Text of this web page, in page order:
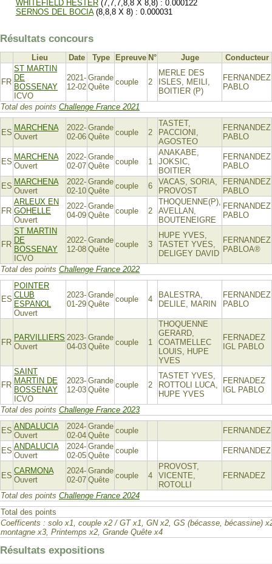
WHITEFIELD HESTER(7,7,7,8,8 X 8,8) : 0.000122
SERNOS DEL BOCIA(8,8,8 X 8) : 0.000031
Résultats concours
Lieu Date Type Epreuve N° Juge Conducteur
FR
ST MARTIN
DE
BOSSENAY
ICVO
2021-
12-02
Grande
Quête
couple 2
MERLE DES
ISLES, MEILI,
BOITIER (P)
FERNANDEZ
PABLO
Total des points Challenge France 2021
ES
MARCHENA
Ouvert
2022-
02-06
Grande
Quête
couple 2
TASTET,
PACCIONI,
AGOSTEO
FERNANDEZ
PABLO
ES
MARCHENA
Ouvert
2022-
02-07
Grande
Quête
couple 1
ANAKABE,
JOKSIC,
BOITIER
FERNANDEZ
PABLO
ES MARCHENA
Ouvert
2022-
02-10
Grande
Quête
couple 6
VACAS, SORIA,
PROVOST
FERNANDEZ
PABLO
FR
ARLEUX EN
GOHELLE
Ouvert
2022-
04-09
Grande
Quête
couple 2
THOQUENNE(P),
AVELLAN,
BOUTENEIGRE
FERNANDEZ
PABLO
FR
ST MARTIN
DE
BOSSENAY
ICVO
2022-
12-08
Grande
Quête
couple 3
HUPE YVES,
TASTET YVES,
DELIGEY DAVID
FERNANDEZ
PABLOA®
Total des points Challenge France 2022
ES
POINTER
CLUB
ESPANOL
Ouvert
2023-
01-29
Grande
Quête
couple 4
BALESTRA,
DELILE, MARIN
FERNANDEZ
PABLO
FR
PARVILLIERS
Ouvert
2023-
04-03
Grande
Quête
couple 1
THOQUENNE
GERARD,
COATMELLEC
LOUIS, HUPE
YVES
FERNADEZ
IGL PABLO
FR
SAINT
MARTIN DE
BOSSENAY
ICVO
2023-
12-03
Grande
Quête
couple 2
TASTET YVES,
ROTTOLI LUCA,
HUPE YVES
FERNADEZ
IGL PABLO
Total des points Challenge France 2023
ES ANDALUCIA
Ouvert
2024-
02-04
Grande
Quête
couple FERNANDEZ
ES ANDALUCIA
Ouvert
2024-
02-05
Grande
Quête
couple FERNANDEZ
ES
CARMONA
Ouvert
2024-
02-07
Grande
Quête
couple 4
PROVOST,
VICENTE,
ROTOLLI
FERNADEZ
Total des points Challenge France 2024
Total des points
Coefficents : solo x1, couple x2 / GT x1, GN x2, GS (bécasse, bécassine)
montagne x3, Printemps x2, Grande Quête x4
Résultats expositions